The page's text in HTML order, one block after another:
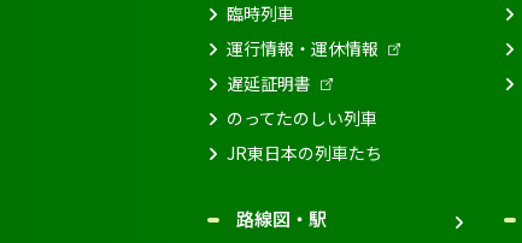
臨時列車
運行情報・運休情報
遅延証明書
のってたのしい列車
JR東日本の列車たち
路線図・駅